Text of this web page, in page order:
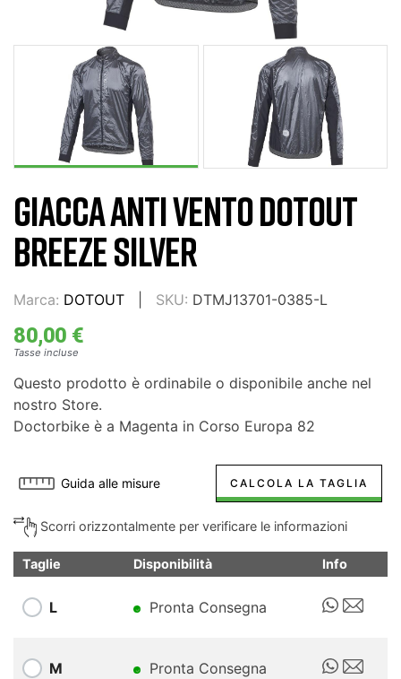
GIACCA ANTI VENTO DOTOUT
BREEZE SILVER
Marca: DOTOUT SKU: DTMJ13701-0385-L
80,00 €
Tasse incluse
Questo prodotto è ordinabile o disponibile anche nel
nostro Store.
Doctorbike è a Magenta in Corso Europa 82
Guida alle misure CALCOLA LA TAGLIA
Scorri orizzontalmente per verificare le informazioni
Taglie Disponibilità Info
L Pronta Consegna
M Pronta Consegna